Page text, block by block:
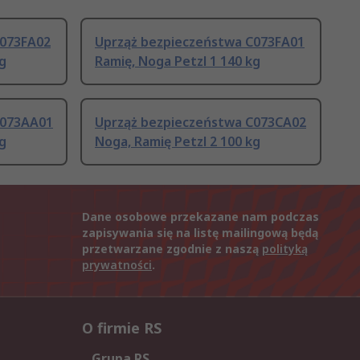
Uprząż bezpieczeństwa C073FA01
Ramię, Noga Petzl 1 140 kg
Uprząż bezpieczeństwa C073CA02
Noga, Ramię Petzl 2 100 kg
Dane osobowe przekazane nam podczas
zapisywania się na listę mailingową będą
przetwarzane zgodnie z naszą polityką
prywatności.
O firmie RS